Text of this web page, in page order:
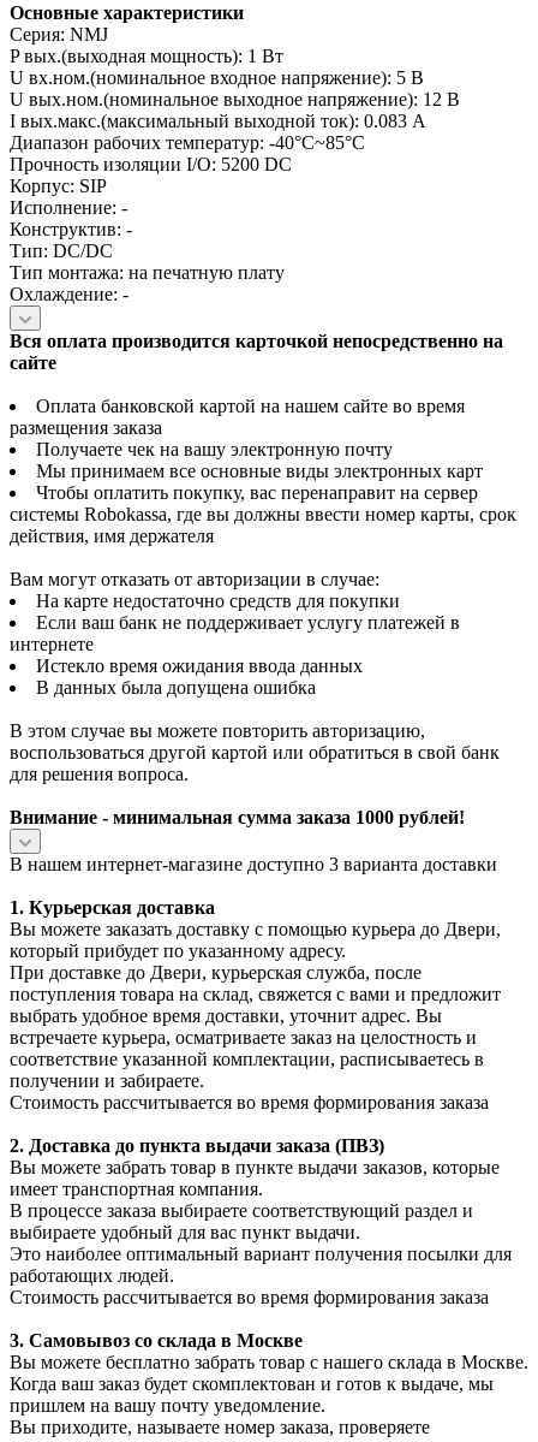
Основные характеристики
Серия: NMJ
P вых.(выходная мощность): 1 Вт
U вх.ном.(номинальное входное напряжение): 5 В
U вых.ном.(номинальное выходное напряжение): 12 В
I вых.макс.(максимальный выходной ток): 0.083 А
Диапазон рабочих температур: -40°C~85°C
Прочность изоляции I/O: 5200 DC
Корпус: SIP
Исполнение: -
Конструктив: -
Тип: DC/DC
Тип монтажа: на печатную плату
Охлаждение: -
Вся оплата производится карточкой непосредственно на
сайте
Оплата банковской картой на нашем сайте во время
размещения заказа
Получаете чек на вашу электронную почту
Мы принимаем все основные виды электронных карт
Чтобы оплатить покупку, вас перенаправит на сервер
системы Robokassa, где вы должны ввести номер карты, срок
действия, имя держателя
Вам могут отказать от авторизации в случае:
На карте недостаточно средств для покупки
Если ваш банк не поддерживает услугу платежей в
интернете
Истекло время ожидания ввода данных
В данных была допущена ошибка
В этом случае вы можете повторить авторизацию,
воспользоваться другой картой или обратиться в свой банк
для решения вопроса.
Внимание - минимальная сумма заказа 1000 рублей!
В нашем интернет-магазине доступно 3 варианта доставки
1. Курьерская доставка
Вы можете заказать доставку с помощью курьера до Двери,
который прибудет по указанному адресу.
При доставке до Двери, курьерская служба, после
поступления товара на склад, свяжется с вами и предложит
выбрать удобное время доставки, уточнит адрес. Вы
встречаете курьера, осматриваете заказ на целостность и
соответствие указанной комплектации, расписываетесь в
получении и забираете.
Стоимость рассчитывается во время формирования заказа
2. Доставка до пункта выдачи заказа (ПВЗ)
Вы можете забрать товар в пункте выдачи заказов, которые
имеет транспортная компания.
В процессе заказа выбираете соответствующий раздел и
выбираете удобный для вас пункт выдачи.
Это наиболее оптимальный вариант получения посылки для
работающих людей.
Стоимость рассчитывается во время формирования заказа
3. Самовывоз со склада в Москве
Вы можете бесплатно забрать товар с нашего склада в Москве.
Когда ваш заказ будет скомплектован и готов к выдаче, мы
пришлем на вашу почту уведомление.
Вы приходите, называете номер заказа, проверяете